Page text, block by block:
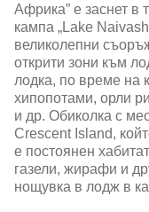
Африка” е заснет в
кампа „Lake
великолепни
открити зони към
лодка, по време на
хипопотами, орли
и др. Обиколка с
Crescent Island,
е постоянен
газели, жирафи и
нощувка в лодж в